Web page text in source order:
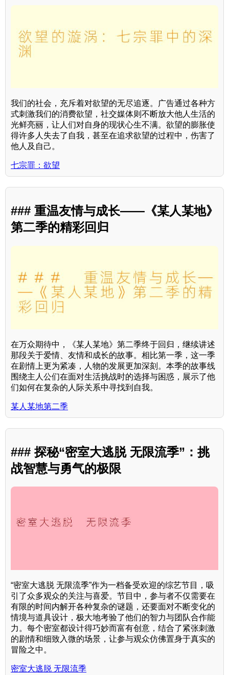
我们的社会，充斥着对欲望的无尽追逐。广告通过各种方
式刺激我们的消费欲望，社交媒体则不断放大他人生活的
光鲜亮丽，让人们对自身的现状心生不满。欲望的膨胀使
得许多人失去了自我，甚至在追求欲望的过程中，伤害了
他人及自己。
七宗罪：欲望
### 重温友情与成长——《某人某地》
第二季的精彩回归
在万众期待中，《某人某地》第二季终于回归，继续讲述
那段关于爱情、友情和成长的故事。相比第一季，这一季
在剧情上更为紧凑，人物的发展更加深刻。本季的故事线
围绕主人公们在面对生活挑战时的选择与困惑，展示了他
们如何在复杂的人际关系中寻找到自我。
某人某地第二季
### 探秘“密室大逃脱 无限流季”：挑
战智慧与勇气的极限
“密室大逃脱 无限流季”作为一档备受欢迎的综艺节目，吸
引了众多观众的关注与喜爱。节目中，参与者不仅需要在
有限的时间内解开各种复杂的谜题，还要面对不断变化的
情境与道具设计，极大地考验了他们的智力与团队合作能
力。每个密室都设计得巧妙而富有创意，结合了紧张刺激
的剧情和细致入微的场景，让参与观众仿佛置身于真实的
冒险之中。
密室大逃脱 无限流季